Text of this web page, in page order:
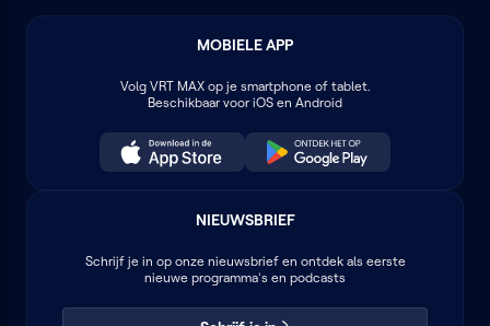
MOBIELE APP
Volg VRT MAXop je smartphone of tablet.
Beschikbaar voor iOS en Android
NIEUWSBRIEF
Schrijf je in op onze nieuwsbrief en ontdek als eerste
nieuwe programma's en podcasts